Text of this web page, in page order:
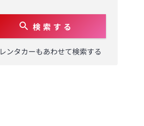
検 索 す る
レンタカーもあわせて検索する